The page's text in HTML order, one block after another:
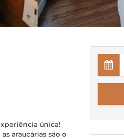
única!
araucárias são o